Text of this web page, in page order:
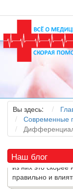
Вы здесь:
Современные
Наш блог
Как я заболел во
Это странная
но, тем не
можете задаться...
5 причин
Какдиетолог, я
приходят в нашу
из них это скорее
правильно и